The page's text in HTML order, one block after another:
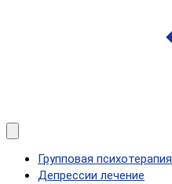
Групповая психотерапия
Депрессии лечение